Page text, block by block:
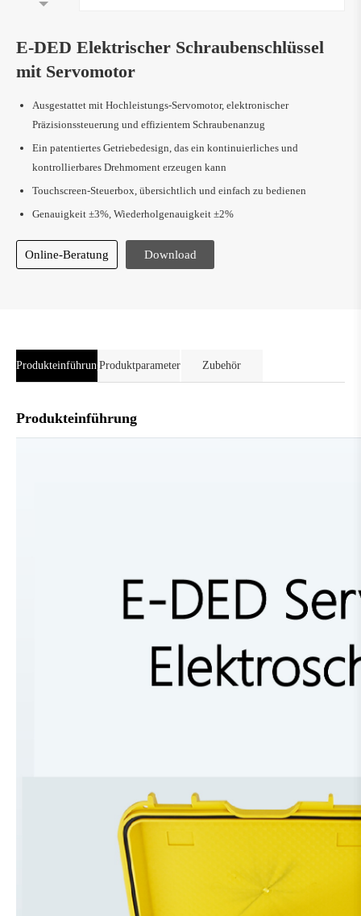
E-DED Elektrischer Schraubenschlüssel
mit Servomotor
Ausgestattet mit Hochleistungs-Servomotor, elektronischer
Präzisionssteuerung und effizientem Schraubenanzug
Ein patentiertes Getriebedesign, das ein kontinuierliches und
kontrollierbares Drehmoment erzeugen kann
Touchscreen-Steuerbox, übersichtlich und einfach zu bedienen
Genauigkeit ±3%, Wiederholgenauigkeit ±2%
Online-Beratung Download
ProdukteinführungProduktparameter Zubehör
Produkteinführung